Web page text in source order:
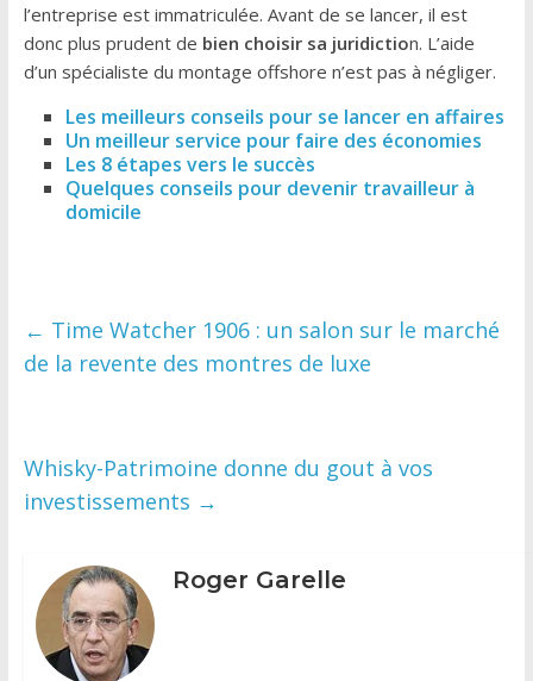
l’entreprise est immatriculée. Avant de se lancer, il est
donc plus prudent de bien choisir sa juridiction. L’aide
d’un spécialiste du montage offshore n’est pas à négliger.
Les meilleurs conseils pour se lancer en affaires
Un meilleur service pour faire des économies
Les 8 étapes vers le succès
Quelques conseils pour devenir travailleur à
domicile
← Time Watcher 1906 : un salon sur le marché
de la revente des montres de luxe
Whisky-Patrimoine donne du gout à vos
investissements →
Roger Garelle